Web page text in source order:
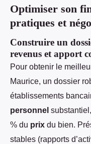
Optimiser son
pratiques et
Construire un
revenus et apport
Pour obtenir le
Maurice, un dossier
établissements
personnel
% du prix du bien.
stables (rapports